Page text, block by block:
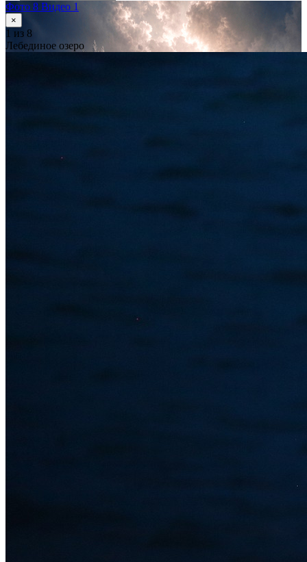
Фото 8 Видео 1
×
1 из 8
Лебединое озеро